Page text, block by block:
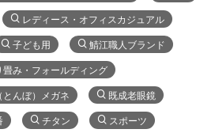
レディース・オフィスカジュアル
子ども用 鯖江職人ブランド
畳み・フォールディング
とんぼ）メガネ 既成老眼鏡
チタン スポーツ